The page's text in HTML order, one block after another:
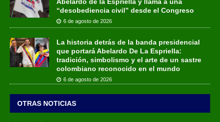
“desobediencia civil” desde el Congreso
6 de agosto de 2026
La historia detrás de la banda presidencial
que portará Abelardo De La Espriella:
tradición, simbolismo y el arte de un sastre
colombiano reconocido en el mundo
6 de agosto de 2026
OTRAS NOTICIAS